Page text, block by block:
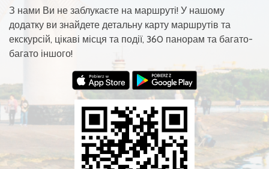
З нами Ви не заблукаєте на маршруті! У нашому
додатку ви знайдете детальну карту маршрутів та
екскурсій, цікаві місця та події, 360 панорам та багато-
багато іншого!